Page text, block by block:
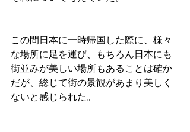
この間日本に一時帰国した際に、様々
な場所に足を運び、もちろん日本にも
街並みが美しい場所もあることは確か
だが、総じて街の景観があまり美しく
ないと感じられた。